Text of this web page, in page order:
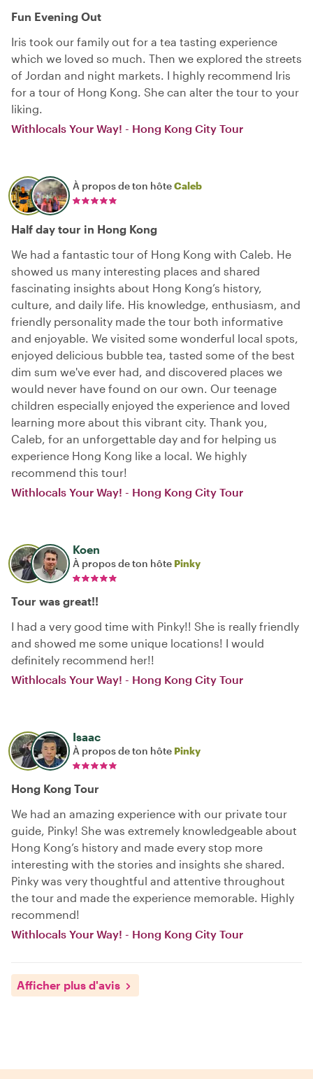
Fun Evening Out
Iris took our family out for a tea tasting experience
which we loved so much. Then we explored the streets
of Jordan and night markets. I highly recommend Iris
for a tour of Hong Kong. She can alter the tour to your
liking.
Withlocals Your Way! - Hong Kong City Tour
À propos de ton hôteCaleb
Half day tour in Hong Kong
We had a fantastic tour of Hong Kong with Caleb. He
showed us many interesting places and shared
fascinating insights about Hong Kong’s history,
culture, and daily life. His knowledge, enthusiasm, and
friendly personality made the tour both informative
and enjoyable. We visited some wonderful local spots,
enjoyed delicious bubble tea, tasted some of the best
dim sum we've ever had, and discovered places we
would never have found on our own. Our teenage
children especially enjoyed the experience and loved
learning more about this vibrant city. Thank you,
Caleb, for an unforgettable day and for helping us
experience Hong Kong like a local. We highly
recommend this tour!
Withlocals Your Way! - Hong Kong City Tour
Koen
À propos de ton hôte Pinky
Tour was great!!
I had a very good time with Pinky!! She is really friendly
and showed me some unique locations! I would
definitely recommend her!!
Withlocals Your Way! - Hong Kong City Tour
Isaac
À propos de ton hôte Pinky
Hong Kong Tour
We had an amazing experience with our private tour
guide, Pinky! She was extremely knowledgeable about
Hong Kong’s history and made every stop more
interesting with the stories and insights she shared.
Pinky was very thoughtful and attentive throughout
the tour and made the experience memorable. Highly
recommend!
Withlocals Your Way! - Hong Kong City Tour
Afficher plus d'avis